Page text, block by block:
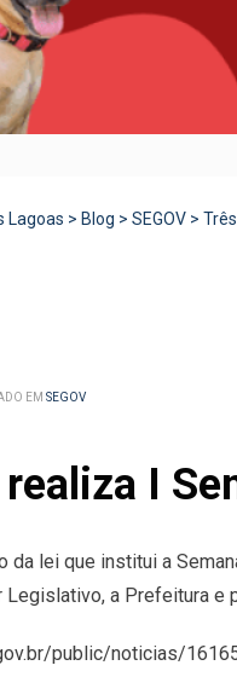
Lagoas > Blog > SEGOV >
EM SEGOV
I
da lei que institui a
Legislativo, a Prefeitura
public/noticias/